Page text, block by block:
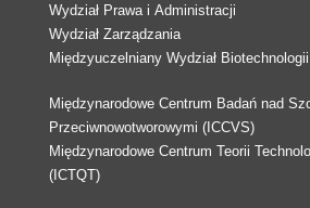
Wydział Prawa i Administracji
Wydział Zarządzania
Międzyuczelniany Wydział Biotechnologii
Międzynarodowe Centrum Badań nad
Przeciwnowotworowymi (ICCVS)
Międzynarodowe Centrum Teorii
(ICTQT)